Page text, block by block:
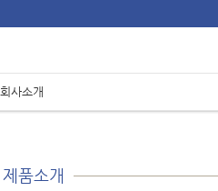
회사소개
Home / 제품소개
품소개